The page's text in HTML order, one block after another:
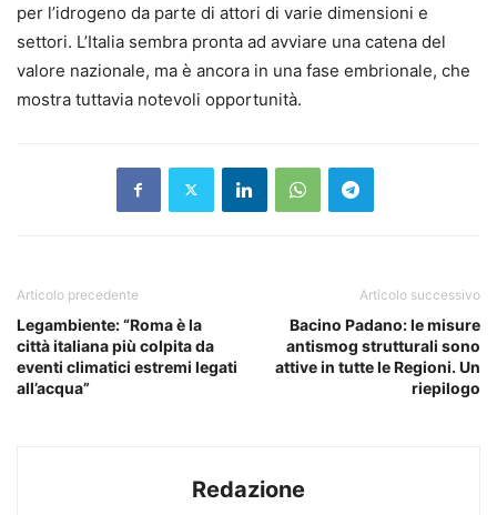
per l’idrogeno da parte di attori di varie dimensioni e
settori. L’Italia sembra pronta ad avviare una catena del
valore nazionale, ma è ancora in una fase embrionale, che
mostra tuttavia notevoli opportunità.
Articolo precedente
Legambiente: “Roma è la
città italiana più colpita da
eventi climatici estremi legati
all’acqua”
Articolo successivo
Bacino Padano: le misure
antismog strutturali sono
attive in tutte le Regioni. Un
riepilogo
Redazione